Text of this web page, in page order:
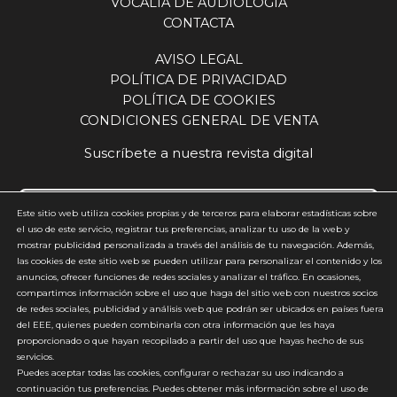
de largo recorrido, basado en la innovación, la
excelencia operativa y la cercanía al mercado. El
de ser mucho más que un edificio: un motor de
crecimiento, conocimiento, empleo y servicio
para toda Europa.
CONTACTA
AVISO LEGAL
POLÍTICA DE PRIVACIDAD
POLÍTICA DE COOKIES
CONDICIONES GENERAL DE VENTA
Suscríbete a nuestra revista digital
Acepto y estoy de acuerdo con lapolítica de privacidad(requerido)
*
Este sitio web utiliza cookies propias y de terceros para elaborar estadísticas sobre
el uso de este servicio, registrar tus preferencias, analizar tu uso de la web y
mostrar publicidad personalizada a través del análisis de tu navegación. Además,
las cookies de este sitio web se pueden utilizar para personalizar el contenido y los
anuncios, ofrecer funciones de redes sociales y analizar el tráfico. En ocasiones,
compartimos información sobre el uso que haga del sitio web con nuestros socios
de redes sociales, publicidad y análisis web que podrán ser ubicados en países fuera
del EEE, quienes pueden combinarla con otra información que les haya
proporcionado o que hayan recopilado a partir del uso que hayas hecho de sus
servicios.
Puedes aceptar todas las cookies, configurar o rechazar su uso indicando a
continuación tus preferencias. Puedes obtener más información sobre el uso de